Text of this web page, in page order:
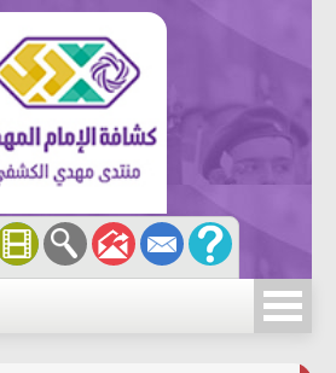
مسابقة الركب الحسينيّ